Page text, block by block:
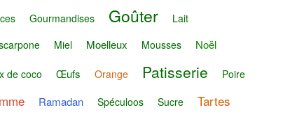
Gourmandises Goûter
Lait
Miel Moelleux Mousses Noël
de coco Œufs Orange Patisserie Poire
Ramadan Spéculoos Sucre Tartes